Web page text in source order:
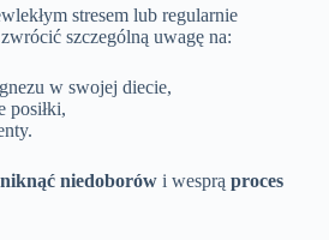
stresem lub regularnie
szczególną uwagę na:
w swojej diecie,
posiłki,
niedoborów i wesprą proces